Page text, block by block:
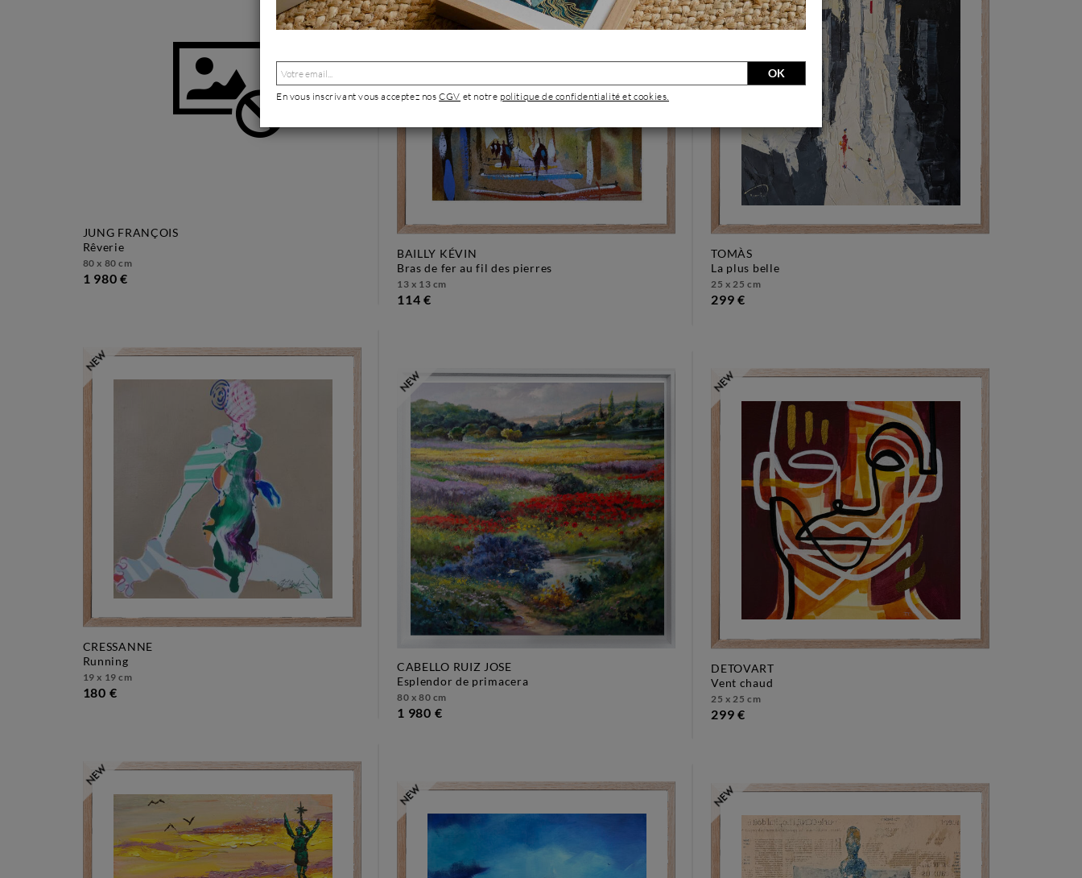
JUNG FRANÇOIS
rêverie
80 x 80 cm
1 980 €
BAILLY KÉVIN
bras de fer au fil des pierres
13 x 13 cm
114 €
TOMÀS
la plus belle
25 x 25 cm
299 €
CRESSANNE
running
19 x 19 cm
180 €
CABELLO RUIZ JOSE
esplendor de primacera
80 x 80 cm
1 980 €
DETOVART
vent chaud
25 x 25 cm
299 €
OK
En vous inscrivant vous acceptez nosCGV et notre politique de confidentialité et cookies.